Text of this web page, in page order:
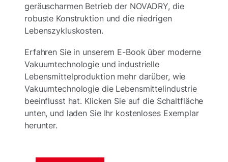
geräuscharmen Betrieb der NOVADRY, die
robuste Konstruktion und die niedrigen
Lebenszykluskosten.
Erfahren Sie in unserem E-Book über moderne
Vakuumtechnologie und industrielle
Lebensmittelproduktion mehr darüber, wie
Vakuumtechnologie die Lebensmittelindustrie
beeinflusst hat. Klicken Sie auf die Schaltfläche
unten, und laden Sie Ihr kostenloses Exemplar
herunter.